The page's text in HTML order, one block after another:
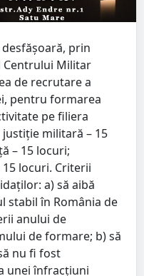
prin
Militar
de recrutare a
pentru formarea
pe filiera
militară – 15
– 15 locuri;
locuri. Criterii
a) să aibă
stabil în România de
anului de
de formare; b) să
nu fi fost
unei înfracţiuni